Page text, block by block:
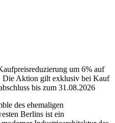
um 6% auf
Die Aktion gilt exklusiv bei Kauf
bis zum 31.08.2026
des ehemaligen
Berlins ist ein